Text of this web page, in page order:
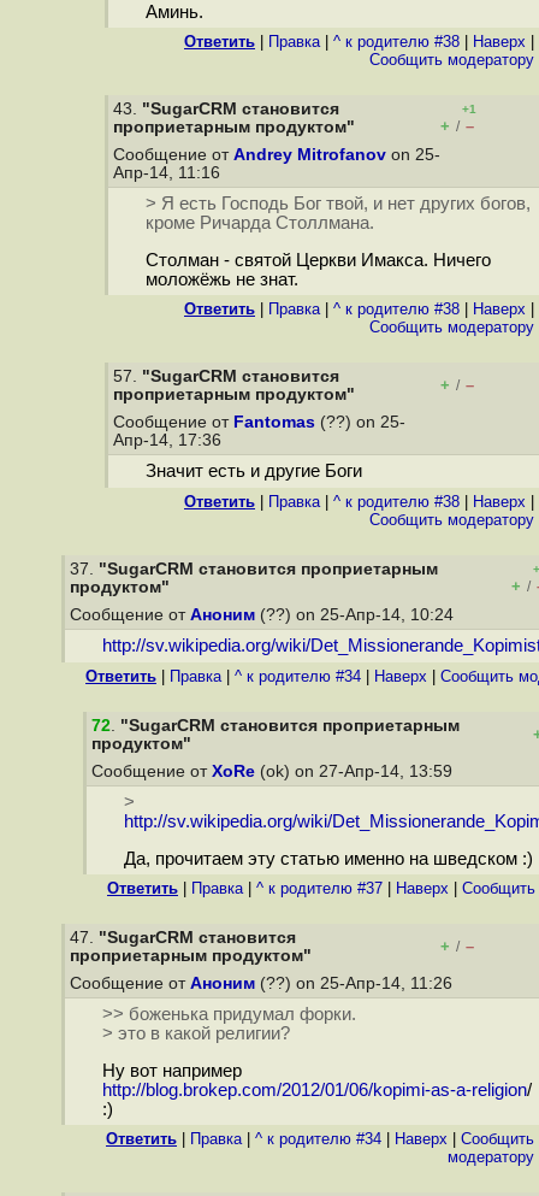
Аминь.
Ответить Правка| ^ к родителю #38 Наверх
Cообщить модератору
43. "SugarCRM становится
проприетарным продуктом"
+1
+ / –
Сообщение от Andrey Mitrofanov on 25-
Апр-14, 11:16
> Я есть Господь Бог твой, и нет других богов,
кроме Ричарда Столлмана.
Столман - святой Церкви Имакса. Ничего
моложёжь не знат.
Ответить Правка| ^ к родителю #38 Наверх
Cообщить модератору
57. "SugarCRM становится
проприетарным продуктом"
+ / –
Сообщение от Fantomas (??) on 25-
Апр-14, 17:36
Значит есть и другие Боги
Ответить Правка| ^ к родителю #38 Наверх
Cообщить модератору
37. "SugarCRM становится проприетарным
продуктом"
+ /
Сообщение от Аноним (??) on 25-Апр-14, 10:24
http://sv.wikipedia.org/wiki/
Ответить Правка| ^ к родителю #34 Наверх Cообщить
72. "SugarCRM становится проприетарным
продуктом"
Сообщение от XoRe (ok) on 27-Апр-14, 13:59
>
http://sv.wikipedia.org/wiki/
Да, прочитаем эту статью именно на шведском :)
Ответить Правка| ^ к родителю #37 Наверх Cообщить
47. "SugarCRM становится
проприетарным продуктом"
+ / –
Сообщение от Аноним (??) on 25-Апр-14, 11:26
>> боженька придумал форки.
> это в какой религии?
Ну вот например
http://blog.brokep.com/2012/01/06/kopimi-as-a-religion/
:)
Ответить Правка| ^ к родителю #34 Наверх
Cообщить
модератору